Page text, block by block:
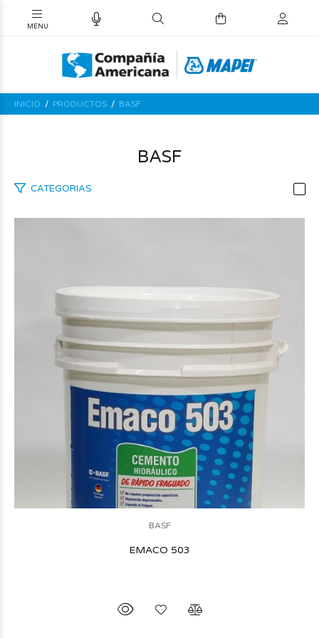
INICIO PRODUCTOS BASF
BASF
CATEGORIAS
BASF
EMACO 503